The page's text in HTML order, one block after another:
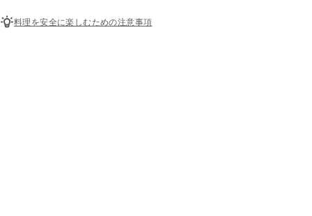
料理を安全に楽しむための注意事項